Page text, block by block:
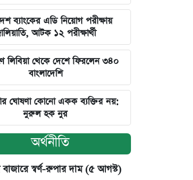
ব্যাংকের এডি নিয়োগ পরীক্ষায়
আটক ১২ পরীক্ষার্থী
লিবিয়া থেকে দেশে ফিরলেন ৩৪০
বাংলাদেশি
ঘোষণা কোনো একক ব্যক্তির নয়:
নুরুল হক নুর
অর্থনীতি
স্বর্ণ-রুপার দাম (৫ আগস্ট)